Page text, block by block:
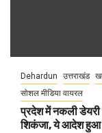
Dehardun उत्तराखंड
सोशल मीडिया वायरल
प्रदेश में नकली डेयरी
शिकंजा, ये आदेश हुआ